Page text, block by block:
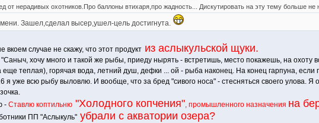
от нерадивых охотников.Про баллоны втихаря,про жадность... Дискутировать на эту тему больше не
Зашел,сделал высер,ушел-цель достигнута.
случае не скажу, что этот продукт из аслыкульской щуки.
хочу много и такой же рыбы, приеду нырять - встретишь, место покажешь, на охоту
теплая), горячая вода, летний душ, дефки ... ой - рыба наконец. На конец гарпуна, если
я уже всю рыбу выловлю. И вообще, что за бред "сивого носа" - стесняться своего улова.
- Ставлю коптильню "Холодного копчения", промышленного назначения на
ПП "Аслыкуль" убрали с акватории озера?